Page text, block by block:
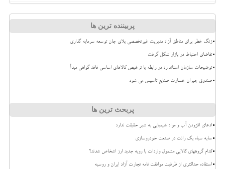
پربیننده ترین ها
زنگ خطر برای مناطق آزاد مدیریت غیرتخصصی بلای جان توسعه سرمایه گذاری
تقاضای احتیاط در بازار شکل گرفت
توضیحات سازمان استاندارد در رابطه با ترخیص کالاهای اساسی فاقد گواهی مبدأ
صندوق جبران خسارت صنایع تاسیس می شود
پربحث ترین ها
ادعای افزودن آب و مواد شیمیایی به شیر حقیقت ندارد
سایه سیاه یک رانت در صنعت خودروسازی
کدام گروههای کالایی مشمول واردات با رویه جدید ارز اشخاص شدند؟
استفاده حداکثری از ظرفیت موافقت نامه تجارت آزاد ایران و روسیه